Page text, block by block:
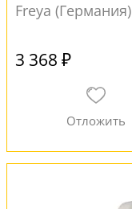
Freya (Германия)
3 368 ₽